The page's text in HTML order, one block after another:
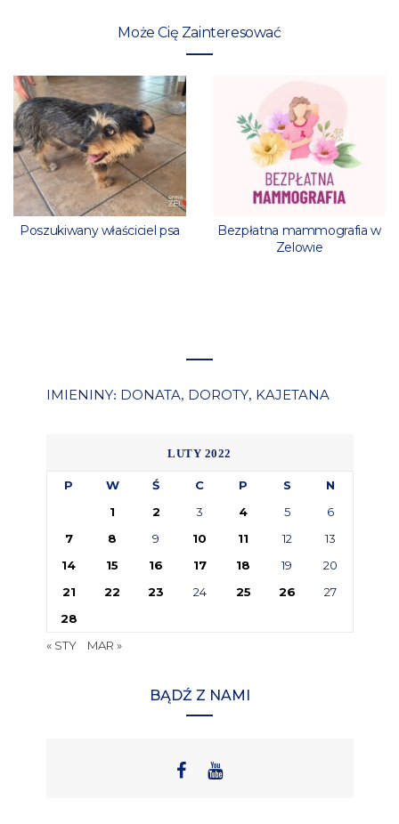
Może Cię Zainteresować
Poszukiwany właściciel psa
Bezpłatna mammografia w
Zelowie
IMIENINY: DONATA, DOROTY, KAJETANA
LUTY 2022
P W Ś C P S
N
1
2 3 4 5
6
7
8 9 10 11 12
13
14
15 16 17 18 19
20
21
22 23 24 25 26
27
28
« STY
MAR »
BĄDŹ Z NAMI